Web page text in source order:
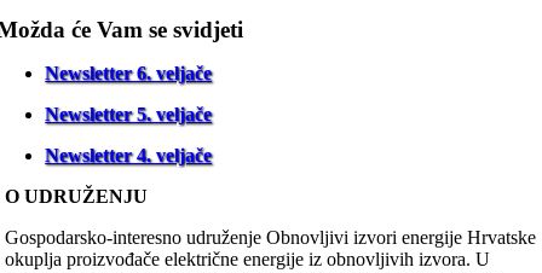
će Vam se svidjeti
Newsletter 6. veljače
Newsletter 5. veljače
Newsletter 4. veljače
O UDRUŽENJU
Gospodarsko-interesno udruženje Obnovljivi izvori energije Hrvatske
okuplja proizvođače električne energije iz obnovljivih izvora. U